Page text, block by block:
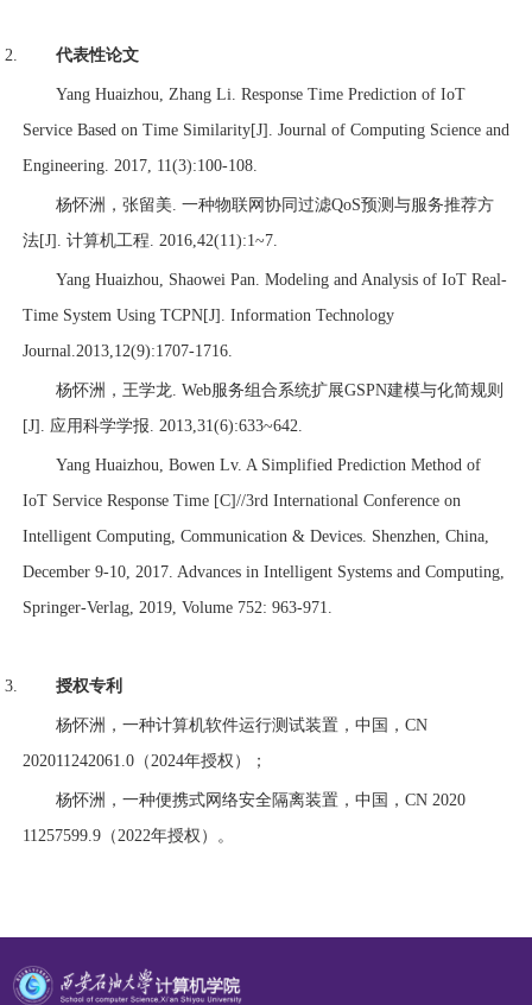
代表性论文
Yang Huaizhou, Zhang Li. Response Time Prediction of IoT
Service Based on Time Similarity[J]. Journal of Computing Science and
Engineering. 2017, 11(3):100-108.
杨怀洲，张留美. 一种物联网协同过滤QoS预测与服务推荐方
法[J]. 计算机工程. 2016,42(11):1~7.
Yang Huaizhou, Shaowei Pan. Modeling and Analysis of IoT Real-
Time System Using TCPN[J]. Information Technology
Journal.2013,12(9):1707-1716.
杨怀洲，王学龙. Web服务组合系统扩展GSPN建模与化简规则
[J]. 应用科学学报. 2013,31(6):633~642.
Yang Huaizhou, Bowen Lv. A Simplified Prediction Method of
IoT Service Response Time [C]//3rd International Conference on
Intelligent Computing, Communication & Devices. Shenzhen, China,
December 9-10, 2017. Advances in Intelligent Systems and Computing,
Springer-Verlag, 2019, Volume 752: 963-971.
授权专利
杨怀洲，一种计算机软件运行测试装置，中国， CN
202011242061.0（2024年授权）；
杨怀洲，一种便携式网络安全隔离装置，中国， CN 2020
11257599.9（2022年授权）。